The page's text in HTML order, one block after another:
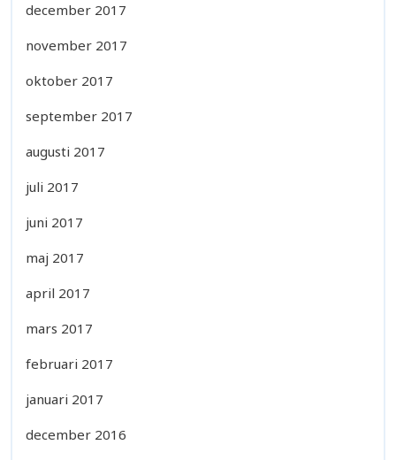
december 2017
november 2017
oktober 2017
september 2017
augusti 2017
juli 2017
juni 2017
maj 2017
april 2017
mars 2017
februari 2017
januari 2017
december 2016